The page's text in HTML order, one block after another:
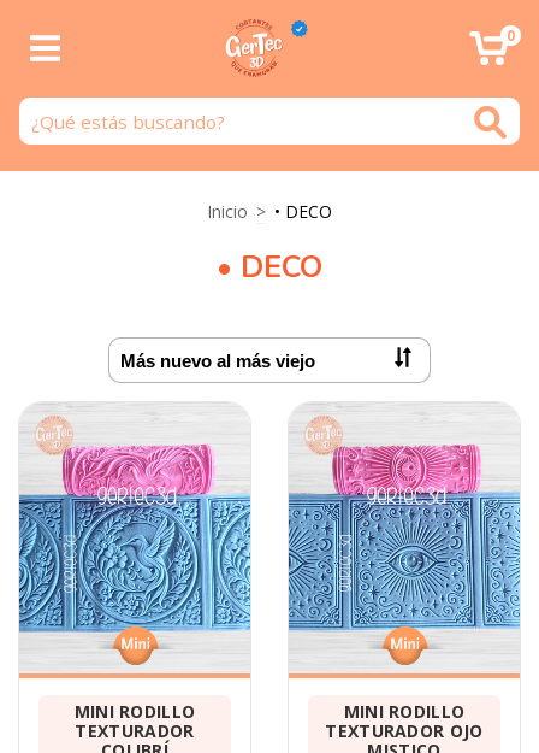
0
Inicio > • DECO
• DECO
MINI RODILLO
TEXTURADOR
MINI RODILLO
TEXTURADOR OJO